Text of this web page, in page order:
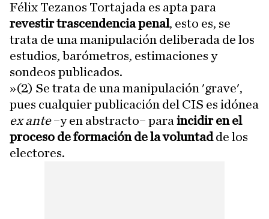
Félix Tezanos Tortajada es apta para
revestir trascendencia penal, esto es, se
trata de una manipulación deliberada de los
estudios, barómetros, estimaciones y
sondeos publicados.
»(2) Se trata de una manipulación 'grave',
pues cualquier publicación del CIS es idónea
ex ante−y en abstracto− paraincidir en el
proceso de formación de la voluntadde los
electores.